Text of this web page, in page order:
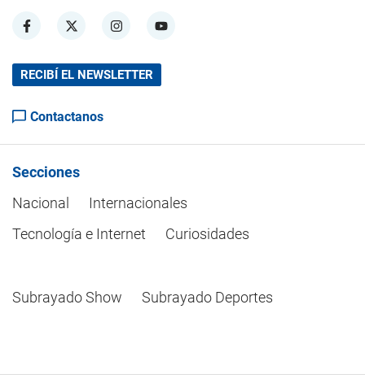
RECIBÍ EL NEWSLETTER
Contactanos
Secciones
Nacional
Internacionales
Tecnología e Internet
Curiosidades
Subrayado Show Subrayado Deportes